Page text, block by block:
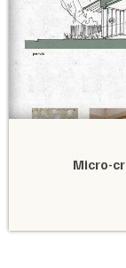
Micro-